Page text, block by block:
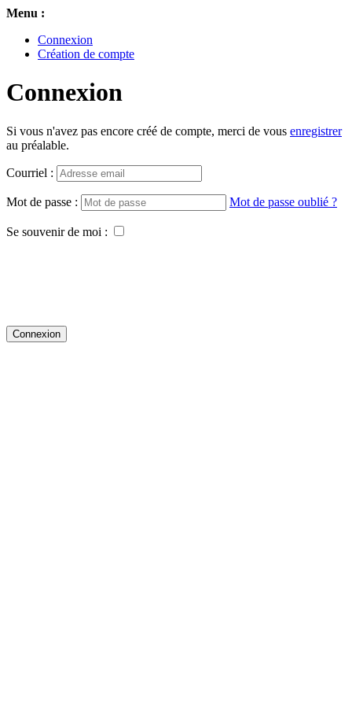
Menu :
Connexion
Création de compte
Connexion
Si vous n'avez pas encore créé de compte, merci de vous enregistrer
au préalable.
Courriel :
Mot de passe : Mot de passe oublié ?
Se souvenir de moi :
Connexion